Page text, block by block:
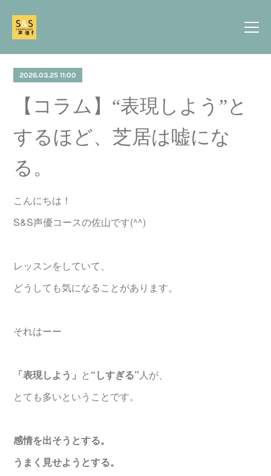
2026.03.25 11:00
【コラム】“表現しよう”と
するほど、芝居は嘘にな
る。
こんにちは！
S&S声優コースの佐山です(^^)
レッスンをしていて、
どうしても気になることがあります。
それはーー
「表現しよう」 と“しすぎる”人が、
とても多いということです。
感情を出そうとする。
うまく見せようとする。